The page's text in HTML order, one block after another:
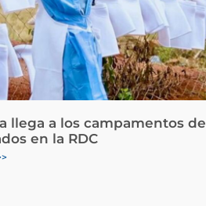
llega a los campamentos de
en la RDC